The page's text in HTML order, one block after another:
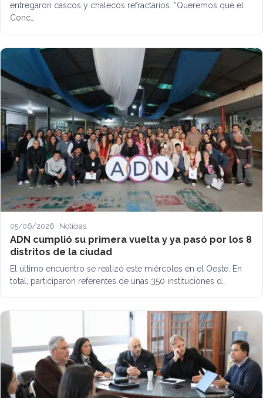
entregaron cascos y chalecos refractarios. “Queremos que el
Conc…
05/06/2026 · Noticias
ADN cumplió su primera vuelta y ya pasó por los 8
distritos de la ciudad
El último encuentro se realizó este miércoles en el Oeste. En
total, participaron referentes de unas 350 instituciones d…